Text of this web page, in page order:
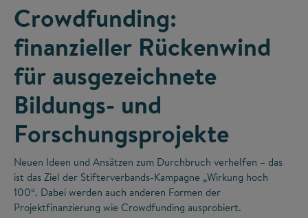
Crowdfunding:
finanzieller Rückenwind
für ausgezeichnete
Bildungs- und
Forschungsprojekte
Neuen Ideen und Ansätzen zum Durchbruch verhelfen – das
ist das Ziel der Stifterverbands-Kampagne „Wirkung hoch
100“. Dabei werden auch anderen Formen der
Projektfinanzierung wie Crowdfunding ausprobiert.